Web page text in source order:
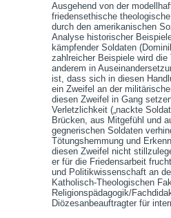
Ausgehend von der
friedensethische
durch den amerikanischen
Analyse historischer
kämpfender Soldaten
zahlreicher Beispiele wird
anderem in
ist, dass sich in diesen
ein Zweifel an der
diesen Zweifel in Gang
Verletzlichkeit („nackte
Brücken, aus Mitgefühl und
gegnerischen Soldaten
Tötungshemmung und
diesen Zweifel nicht
er für die Friedensarbeit
und Politikwissenschaft an
Katholisch-Theologischen
Religionspädagogik/
Diözesanbeauftragter für